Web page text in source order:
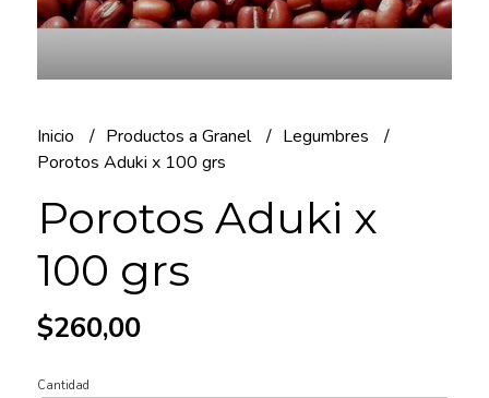
Inicio Productos a Granel
Legumbres
Porotos Aduki x 100 grs
Porotos Aduki x
100 grs
$260,00
Cantidad